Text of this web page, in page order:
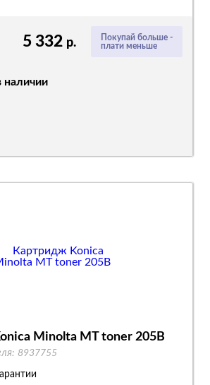
Покупай больше -
плати меньше
5 332 р.
наличии
Minolta MT toner 205B
8937755